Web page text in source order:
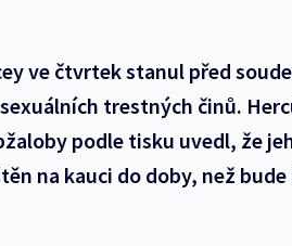
ve čtvrtek stanul před
trestných činů.
podle tisku uvedl, že
na kauci do doby, než bude